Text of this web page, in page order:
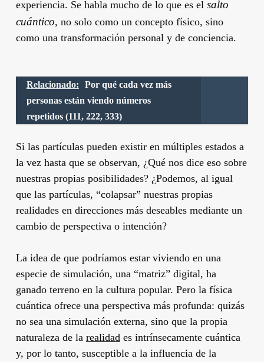
experiencia. Se habla mucho de lo que es el salto
cuántico, no solo como un concepto físico, sino
como una transformación personal y de conciencia.
Relacionado:
Por qué cada vez más
personas están viendo números
repetidos (111, 222, 333)
Si las partículas pueden existir en múltiples estados a
la vez hasta que se observan, ¿Qué nos dice eso sobre
nuestras propias posibilidades? ¿Podemos, al igual
que las partículas, “colapsar” nuestras propias
realidades en direcciones más deseables mediante un
cambio de perspectiva o intención?
La idea de que podríamos estar viviendo en una
especie de simulación, una “matriz” digital, ha
ganado terreno en la cultura popular. Pero la física
cuántica ofrece una perspectiva más profunda: quizás
no sea una simulación externa, sino que la propia
naturaleza de la realidad es intrínsecamente cuántica
y, por lo tanto, susceptible a la influencia de la